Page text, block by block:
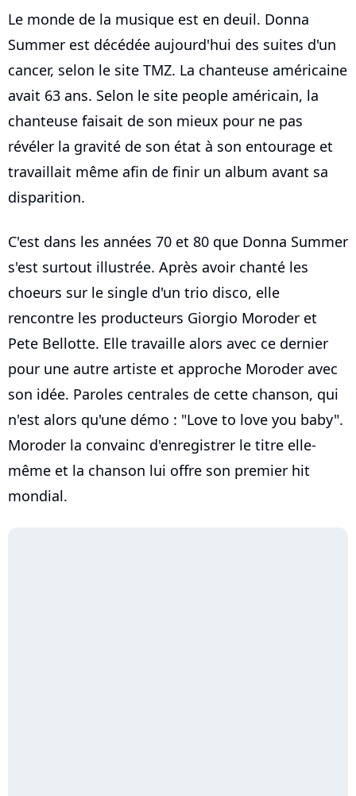
Le monde de la musique est en deuil. Donna
Summer est décédée aujourd'hui des suites d'un
cancer, selon le site TMZ. La chanteuse américaine
avait 63 ans. Selon le site people américain, la
chanteuse faisait de son mieux pour ne pas
révéler la gravité de son état à son entourage et
travaillait même afin de finir un album avant sa
disparition.
C'est dans les années 70 et 80 que Donna Summer
s'est surtout illustrée. Après avoir chanté les
choeurs sur le single d'un trio disco, elle
rencontre les producteurs Giorgio Moroder et
Pete Bellotte. Elle travaille alors avec ce dernier
pour une autre artiste et approche Moroder avec
son idée. Paroles centrales de cette chanson, qui
n'est alors qu'une démo : "Love to love you baby".
Moroder la convainc d'enregistrer le titre elle-
même et la chanson lui offre son premier hit
mondial.